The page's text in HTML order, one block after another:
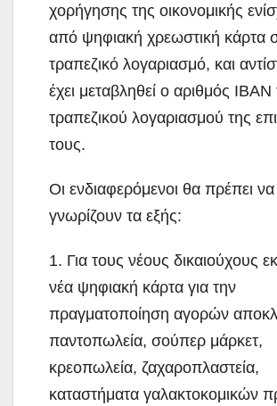
χορήγησης της οικονομικής
από ψηφιακή χρεωστική κάρτα
τραπεζικό λογαριασμό, και
έχει μεταβληθεί ο αριθμός IBAN
τραπεζικού λογαριασμού της
τους.
Οι ενδιαφερόμενοι θα πρέπει να
γνωρίζουν τα εξής:
1. Για τους νέους δικαιούχους
νέα ψηφιακή κάρτα για την
πραγματοποίηση αγορών
παντοπωλεία, σούπερ μάρκετ,
κρεοπωλεία, ζαχαροπλαστεία,
καταστήματα γαλακτοκομικών